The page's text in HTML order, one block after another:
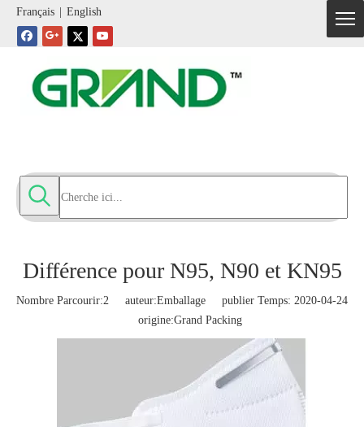
Français English
Différence pour N95, N90 et KN95
Nombre Parcourir:2 auteur:Emballage publier Temps: 2020-04-24
origine:Grand Packing